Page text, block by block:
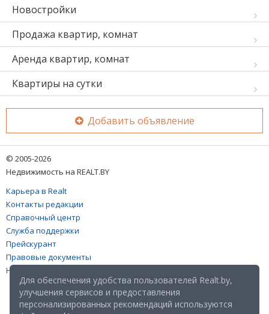
Новостройки
Продажа квартир, комнат
Аренда квартир, комнат
Квартиры на сутки
Добавить объявление
© 2005-2026
Недвижимость на REALT.BY
Карьера в Realt
Контакты редакции
Справочный центр
Служба поддержки
Прейскурант
Правовые документы
Настройка файлов cookies
Для обеспечения удобства пользователей Realt.by,
улучшения сервисов и предоставления
персонализированных рекомендаций используются